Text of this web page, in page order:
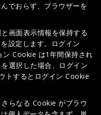
でおらず、ブラウザーを
画面表示情報を保持する
設定します。ログイン
Cookie は1年間保持され
選択した場合、ログイン
トするとログイン Cookie
らなる Cookie がブラウ